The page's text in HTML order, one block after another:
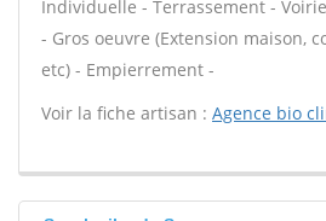
Individuelle - Terrassement -
- Gros oeuvre (Extension maison,
etc) - Empierrement -
Voir la fiche artisan : Agence bio